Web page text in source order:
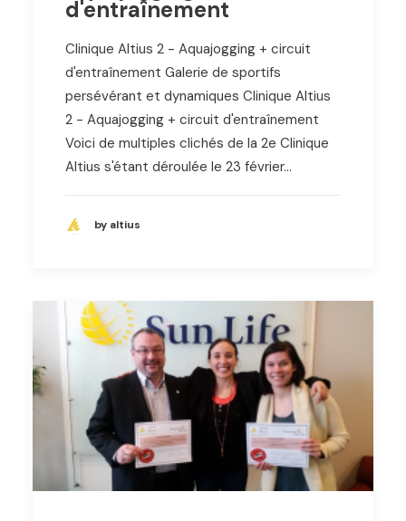
d'entraînement
Clinique Altius 2 - Aquajogging + circuit
d'entraînement Galerie de sportifs
persévérant et dynamiques Clinique Altius
2 - Aquajogging + circuit d'entraînement
Voici de multiples clichés de la 2e Clinique
Altius s'étant déroulée le 23 février…
by altius